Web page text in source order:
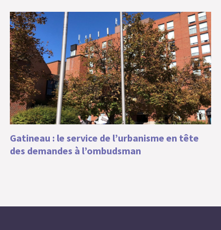
Gatineau : le service de l’urbanisme en tête
des demandes à l’ombudsman